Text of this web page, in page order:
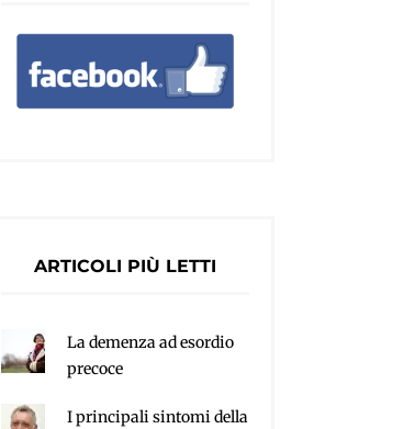
ARTICOLI PIÙ LETTI
La demenza ad esordio
precoce
I principali sintomi della